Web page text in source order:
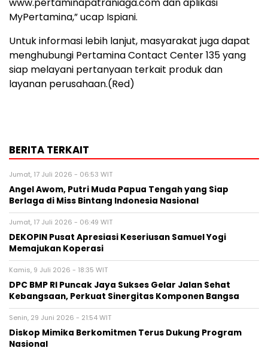
www.pertaminapatraniaga.com dan aplikasi
MyPertamina,” ucap Ispiani.
Untuk informasi lebih lanjut, masyarakat juga dapat
menghubungi Pertamina Contact Center 135 yang
siap melayani pertanyaan terkait produk dan
layanan perusahaan.(Red)
BERITA TERKAIT
Jumat, 17 Juli 2026 - 06:53 WIT
Angel Awom, Putri Muda Papua Tengah yang Siap
Berlaga di Miss Bintang Indonesia Nasional
Jumat, 17 Juli 2026 - 06:49 WIT
DEKOPIN Pusat Apresiasi Keseriusan Samuel Yogi
Memajukan Koperasi
Kamis, 9 Juli 2026 - 18:35 WIT
DPC BMP RI Puncak Jaya Sukses Gelar Jalan Sehat
Kebangsaan, Perkuat Sinergitas Komponen Bangsa
Senin, 29 Juni 2026 - 21:54 WIT
Diskop Mimika Berkomitmen Terus Dukung Program
Nasional